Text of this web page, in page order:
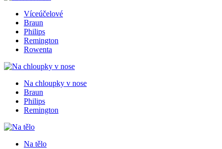
Víceúčelové
Braun
Philips
Remington
Rowenta
Na chloupky v nose
Braun
Philips
Remington
Na tělo